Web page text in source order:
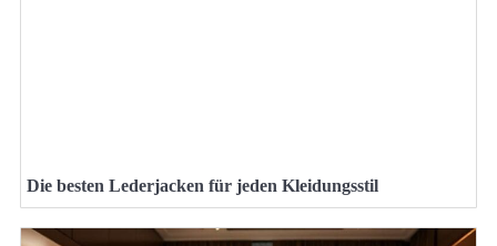
Die besten Lederjacken für jeden Kleidungsstil